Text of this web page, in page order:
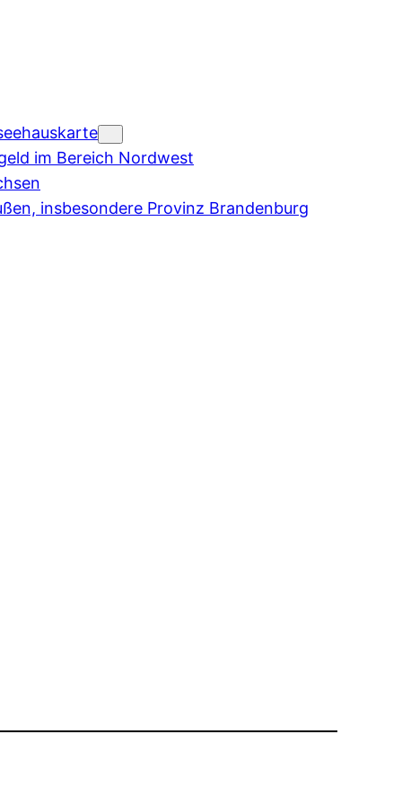
im Bereich Nordwest
insbesondere Provinz Brandenburg